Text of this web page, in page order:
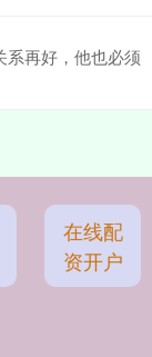
系再好，他也必须
在线配
资开户